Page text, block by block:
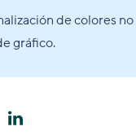
de colores no
gráfico.